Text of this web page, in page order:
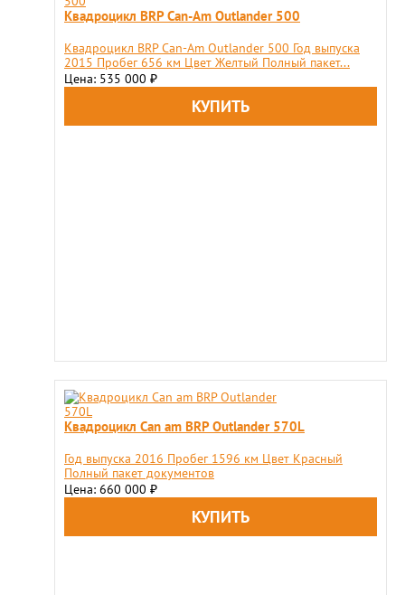
Квадроцикл BRP Can-Am Outlander 500
Квадроцикл BRP Can-Am Outlander 500 Год выпуска
2015 Пробег 656 км Цвет Желтый Полный пакет...
Цена: 535 000 ₽
Квадроцикл Can am BRP Outlander 570L
Год выпуска 2016 Пробег 1596 км Цвет Красный
Полный пакет документов
Цена: 660 000 ₽